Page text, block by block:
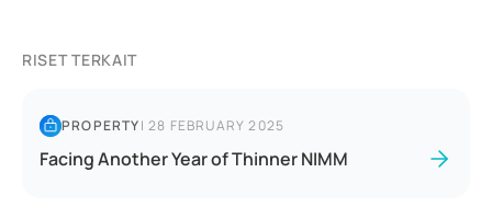
RISET TERKAIT
PROPERTY|28 FEBRUARY 2025
Facing Another Year of Thinner NIMM